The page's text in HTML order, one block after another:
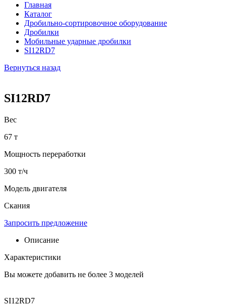
Главная
Каталог
Дробильно-сортировочное оборудование
Дробилки
Мобильные ударные дробилки
SI12RD7
Вернуться назад
SI12RD7
Вес
67 т
Мощность переработки
300 т/ч
Модель двигателя
Скания
Запросить предложение
Описание
Характеристики
Вы можете добавить не более 3 моделей
SI12RD7